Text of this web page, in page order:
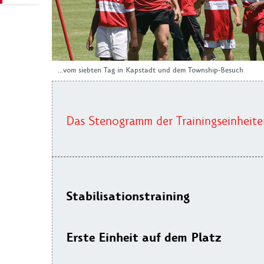
...vom siebten Tag in Kapstadt und dem Township-Besuch
Das Stenogramm der
Stabilisationstraining
Erste Einheit auf dem Platz